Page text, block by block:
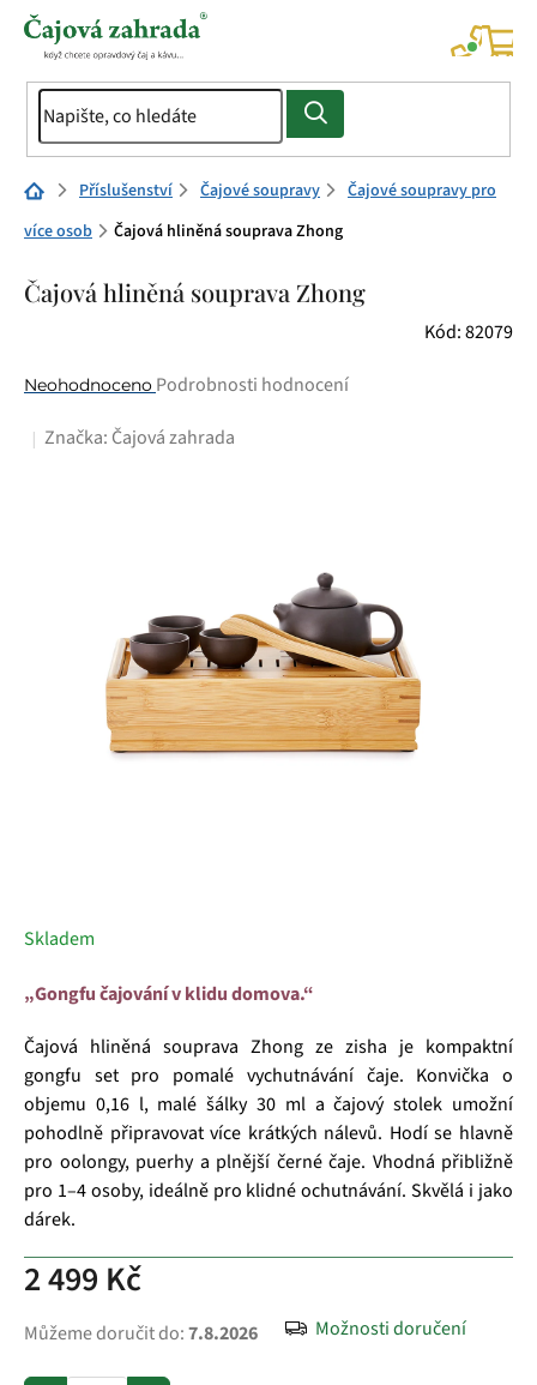
Přejít
Domů Příslušenství Čajové soupravy
Čajové soupravy pro
více osob
Čajová hliněná souprava Zhong
Čajová hliněná souprava Zhong
Kód:82079
Průměrné
produktu
Neohodnoceno Podrobnosti hodnocení
Značka: Čajová zahrada
2 499 Kč
Skladem
Můžeme doručit do:7.8.2026 Možnosti doručení
„Gongfu čajování v klidu domova.“
Čajová hliněná souprava Zhong ze zisha je kompaktní
gongfu set pro pomalé vychutnávání čaje. Konvička o
objemu 0,16 l, malé šálky 30 ml a čajový stolek umožní
pohodlně připravovat více krátkých nálevů. Hodí se hlavně
pro oolongy, puerhy a plnější černé čaje. Vhodná přibližně
pro 1–4 osoby, ideálně pro klidné ochutnávání. Skvělá i jako
dárek.